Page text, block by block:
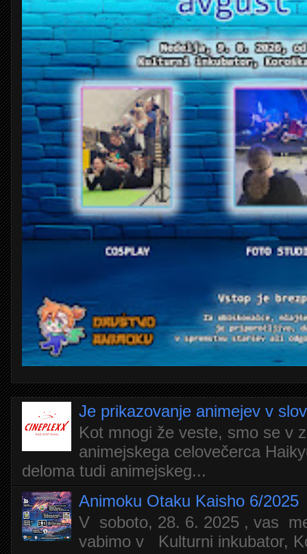
Je prikazovanje animejev v
Kot mnogi že veste, smo se v
animejskega celovečerca
deloma tudi animejskeg...
Animoku Otaku Kaisho 6/2025
V soboto, 28. 6. 2025 , vas
vabimo v Kulturni inkubator,